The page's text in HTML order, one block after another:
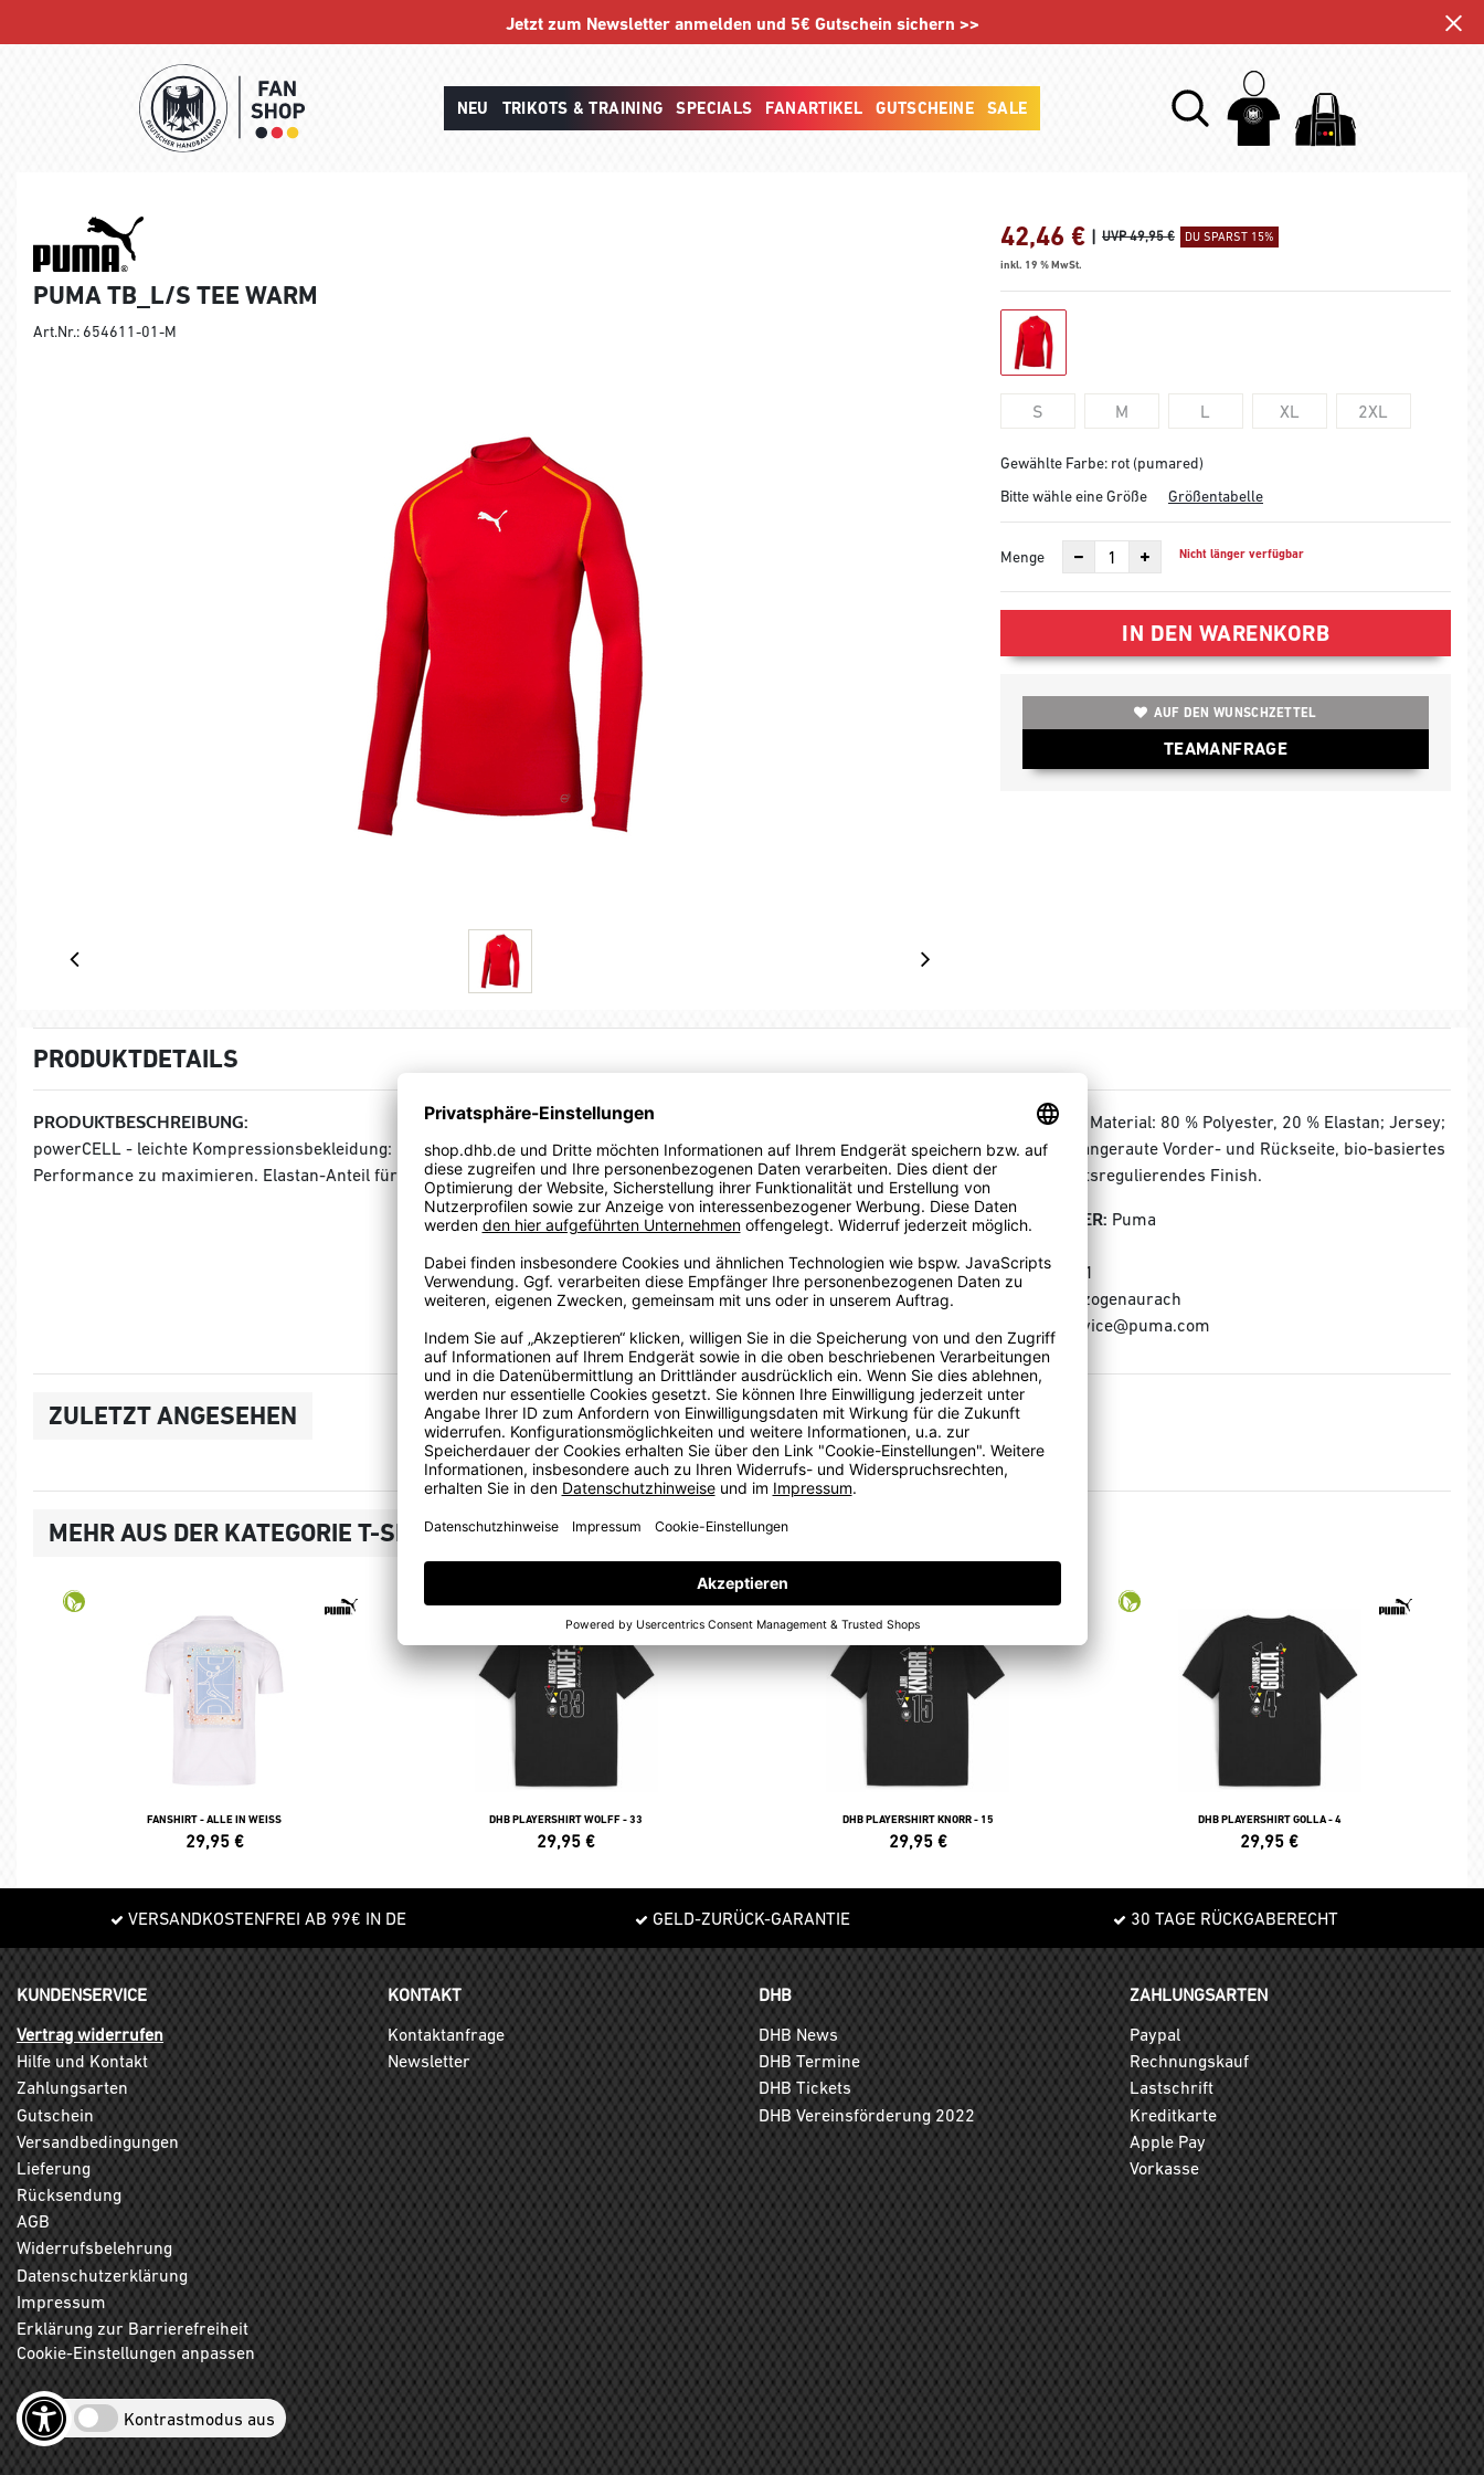
Jetzt zum Newsletter anmelden und 5€ Gutschein sichern >>
NEU TRIKOTS & TRAINING SPECIALS FANARTIKEL GUTSCHEINE SALE
PUMA TB_L/S TEE WARM
Art.Nr.: 654611-01-M
42,46 € | UVP 49,95 € DU SPARST 15%
inkl. 19 % MwSt.
S M L XL 2XL
Gewählte Farbe: rot (pumared)
Bitte wähle eine Größe
Größentabelle
Menge Nicht länger verfügbar
IN DEN WARENKORB
AUF DEN WUNSCHZETTEL
TEAMANFRAGE
PRODUKTDETAILS
PRODUKTBESCHREIBUNG:
powerCELL - leichte Kompressionsbekleidung: Next to Skin Layers aktivieren die natürlichen Körperfunktionen, um die
Performance zu maximieren. Elastan-Anteil für langanhaltende Elastizität und gesteigerte Bewegungsfreiheit.
MATERIAL:
Material: 80 % Polyester, 20 % Elastan; Jersey;
200 g/m²; angeraute Vorder- und Rückseite, bio-basiertes
feuchtigkeitsregulierendes Finish.
HERSTELLER: Puma
Puma Way 1
91074 Herzogenaurach
E-Mail: service@puma.com
ZULETZT ANGESEHEN
MEHR AUS DER KATEGORIE T-SHIRTS, POLOS
FANSHIRT - ALLE IN WEISS
29,95 €
DHB PLAYERSHIRT WOLFF - 33
29,95 €
DHB PLAYERSHIRT KNORR - 15
29,95 €
DHB PLAYERSHIRT GOLLA - 4
29,95 €
VERSANDKOSTENFREI AB 99€ IN DE GELD-ZURÜCK-GARANTIE 30 TAGE RÜCKGABERECHT
KUNDENSERVICE
Vertrag widerrufen
Hilfe und Kontakt
Zahlungsarten
Gutschein
Versandbedingungen
Lieferung
Rücksendung
AGB
Widerrufsbelehrung
Datenschutzerklärung
Impressum
Erklärung zur Barrierefreiheit
Cookie-Einstellungen anpassen
Kontrastmodus aus
KONTAKT
Kontaktanfrage
Newsletter
DHB
DHB News
DHB Termine
DHB Tickets
DHB Vereinsförderung 2022
ZAHLUNGSARTEN
Paypal
Rechnungskauf
Lastschrift
Kreditkarte
Apple Pay
Vorkasse